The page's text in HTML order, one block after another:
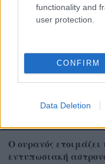
functionality and
user protection.
CONFIRM
Data Deletion
Ο ουρανός
εντυπωσιακή